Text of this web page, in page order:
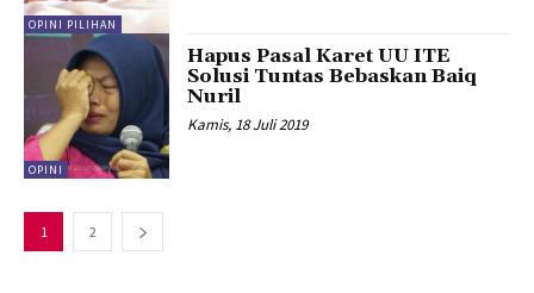
OPINI PILIHAN
OPINI
Hapus Pasal Karet UU ITE
Solusi Tuntas Bebaskan Baiq
Nuril
Kamis, 18 Juli 2019
1 2